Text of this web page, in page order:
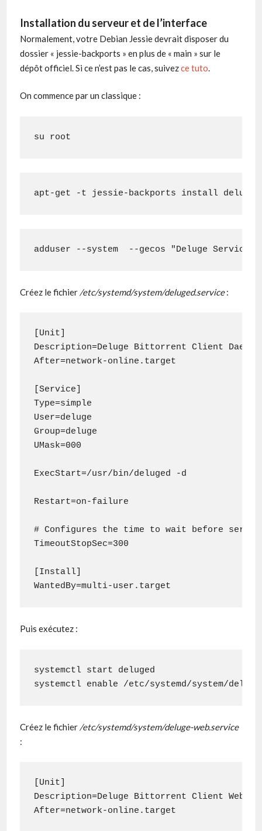
Installation du serveur et de l’interface
Normalement, votre Debian Jessie devrait disposer du
dossier « jessie-backports » en plus de « main » sur le
dépôt officiel. Si ce n’est pas le cas, suivezce tuto.
On commence par un classique :
su root
apt-get -t jessie-backports install deluged
adduser --system  --gecos "Deluge Service"
Créez le fichier /etc/systemd/system/deluged.service:
[Unit]
Description=Deluge Bittorrent Client Daemon
After=network-online.target
[Service]
Type=simple
User=deluge
Group=deluge
UMask=000
ExecStart=/usr/bin/deluged -d
Restart=on-failure
# Configures the time to wait before
TimeoutStopSec=300
[Install]
WantedBy=multi-user.target
Puis exécutez :
systemctl start deluged
systemctl enable /etc/systemd/system/
Créez le fichier /etc/systemd/system/deluge-web.service
:
[Unit]
Description=Deluge Bittorrent Client Web
After=network-online.target